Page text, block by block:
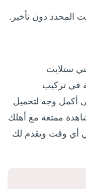
المحدد دون تأخير.
ستلايت
في تركيب
أكمل وجه لتحميل
ممتعة مع أهلك
أي وقت ويقدم لك